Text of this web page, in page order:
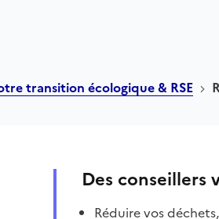
transition écologique & RSE
Des conseillers
Réduire vos